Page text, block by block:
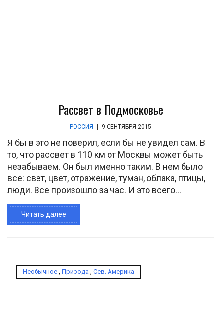
Рассвет в Подмосковье
РОССИЯ 9 СЕНТЯБРЯ 2015
Я бы в это не поверил, если бы не увидел сам. В
то, что рассвет в 110 км от Москвы может быть
незабываем. Он был именно таким. В нем было
все: свет, цвет, отражение, туман, облака, птицы,
люди. Все произошло за час. И это всего...
Читать далее
Необычное , Природа , Сев. Америка